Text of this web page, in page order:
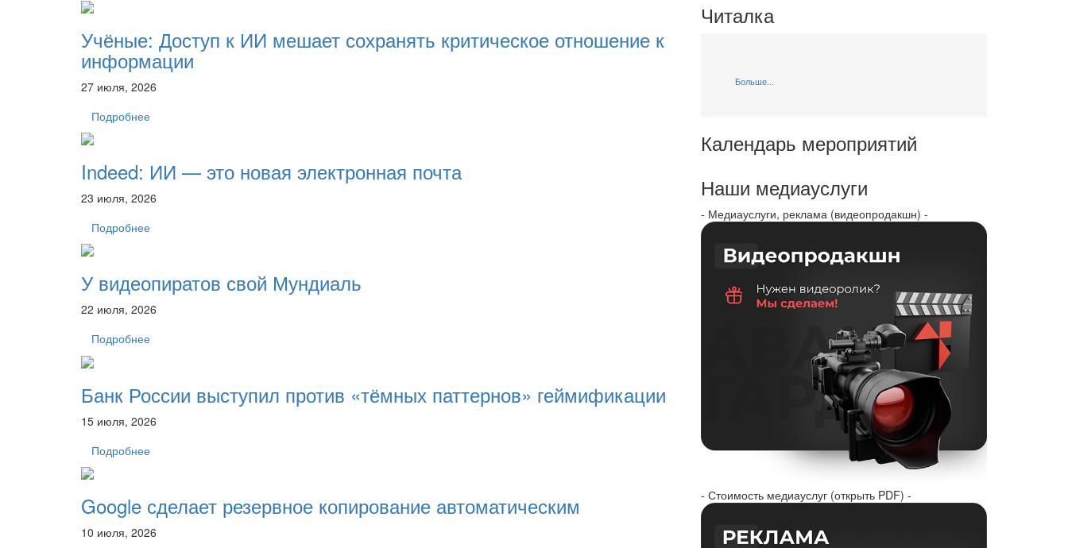
Учёные: Доступ к ИИ мешает сохранять критическое отношение к
информации
27 июля, 2026
Подробнее
Indeed: ИИ — это новая электронная почта
23 июля, 2026
Подробнее
У видеопиратов свой Мундиаль
22 июля, 2026
Подробнее
Банк России выступил против «тёмных паттернов» геймификации
15 июля, 2026
Подробнее
Google сделает резервное копирование автоматическим
10 июля, 2026
Читалка
Больше...
Календарь мероприятий
Наши медиауслуги
- Медиауслуги, реклама (видеопродакшн) -
- Стоимость медиауслуг (открыть PDF) -